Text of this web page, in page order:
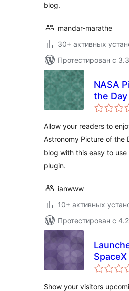
blog.
mandar-marathe
30+ активных
Протестирован с
NASA
the Day
Allow your readers to
Astronomy Picture of the
blog with this easy to
plugin.
ianwww
10+ активных
Протестирован с
SpaceX
Show your visitors